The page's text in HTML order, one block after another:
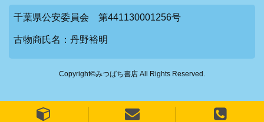
千葉県公安委員会 第441130001256号
古物商氏名：丹野裕明
Copyright©みつばち書店 All Rights Reserved.